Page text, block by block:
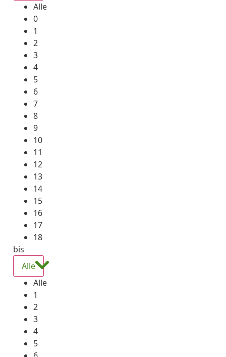
Alle
0
1
2
3
4
5
6
7
8
9
10
11
12
13
14
15
16
17
18
bis
Alle
Alle
1
2
3
4
5